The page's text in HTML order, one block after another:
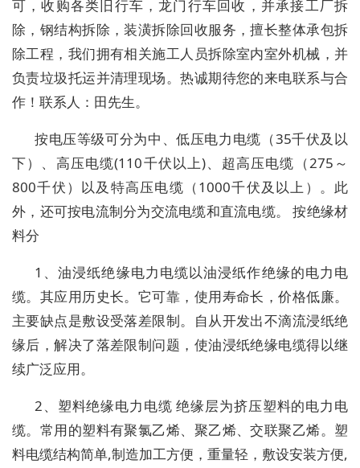
可，收购各类旧行车，龙门行车回收，并承接工厂拆
除，钢结构拆除，装潢拆除回收服务，擅长整体承包拆
除工程，我们拥有相关施工人员拆除室内室外机械，并
负责垃圾托运并清理现场。热诚期待您的来电联系与合
作！联系人：田先生。
按电压等级可分为中、低压电力电缆（35千伏及以
下）、高压电缆(110千伏以上)、超高压电缆（275～
800千伏）以及特高压电缆（1000千伏及以上）。此
外，还可按电流制分为交流电缆和直流电缆。 按绝缘材
料分
1、油浸纸绝缘电力电缆以油浸纸作绝缘的电力电
缆。其应用历史长。它可靠，使用寿命长，价格低廉。
主要缺点是敷设受落差限制。自从开发出不滴流浸纸绝
缘后，解决了落差限制问题，使油浸纸绝缘电缆得以继
续广泛应用。
2、塑料绝缘电力电缆 绝缘层为挤压塑料的电力电
缆。常用的塑料有聚氯乙烯、聚乙烯、交联聚乙烯。塑
料电缆结构简单,制造加工方便，重量轻，敷设安装方便,